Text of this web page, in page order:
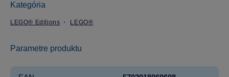
Kategória
LEGO® Editions LEGO®
Parametre produktu